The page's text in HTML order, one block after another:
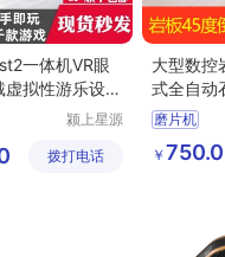
一体机VR眼
拟性游乐设备
颍上星源
有限公司
拨打电话
大型数控
式全自动
磨边机一
磨片机
￥